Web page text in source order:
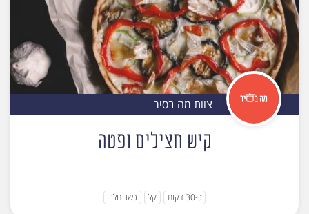
צוות מה בסיר
קיש חצילים ופטה
כ-30 דקות קל כשר חלבי